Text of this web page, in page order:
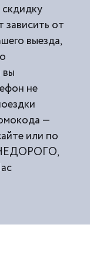
зависить от
выезда,
не
—
или по
НЕДОРОГО,